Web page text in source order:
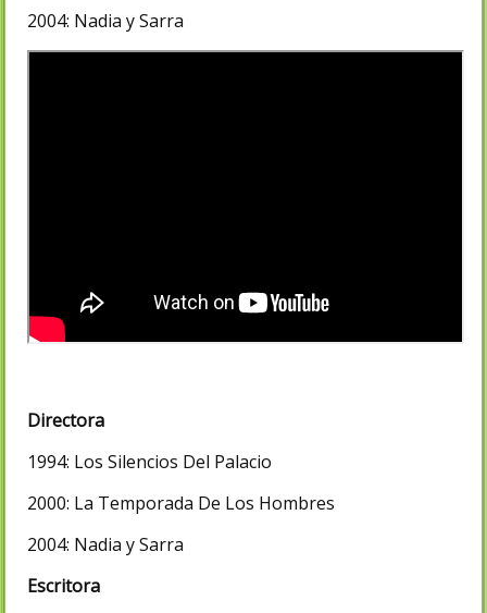
2004: Nadia y Sarra
Directora
1994: Los Silencios Del Palacio
2000: La Temporada De Los Hombres
2004: Nadia y Sarra
Escritora